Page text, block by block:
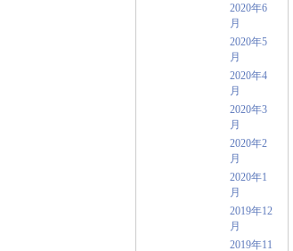
2020年6
月
2020年5
月
2020年4
月
2020年3
月
2020年2
月
2020年1
月
2019年12
月
2019年11